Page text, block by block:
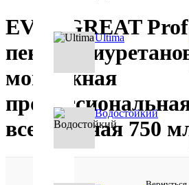
Ultima
Водостойкий
EVERGREAT
пена
монтажная
всесезонная 750 мл